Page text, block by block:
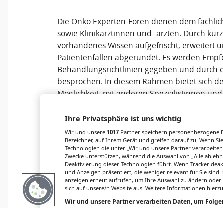
Die Onko Experten-Foren dienen dem
sowie Klinikärztinnen und -ärzten. Durch
vorhandenes Wissen aufgefrischt, erweitert
Patientenfällen abgerundet. Es werden
Behandlungsrichtlinien gegeben und durch
besprochen. In diesem Rahmen bietet sich
Möglichkeit, mit anderen Spezialistinnen
zählen zu den Vorreiter:innen in Ihrem
Links & Downloads
Anmeldung
Programm
Ihre Privatsphäre ist uns wichtig
Wir und unsere 1017 Partner speichern personenbezogene
Bezeichner, auf Ihrem Gerät und greifen darauf zu. Wenn
Technologien die unter „Wir und unsere Partner
Zwecke unterstützen, während die Auswahl von „Alle
Deaktivierung dieser Technologien führt. Wenn Tracker
und Anzeigen präsentiert, die weniger relevant für Sie
anzeigen erneut aufrufen, um Ihre Auswahl zu ändern
sich auf unsere/n Website aus. Weitere Informationen
Wir und unsere Partner verarbeiten Daten, um